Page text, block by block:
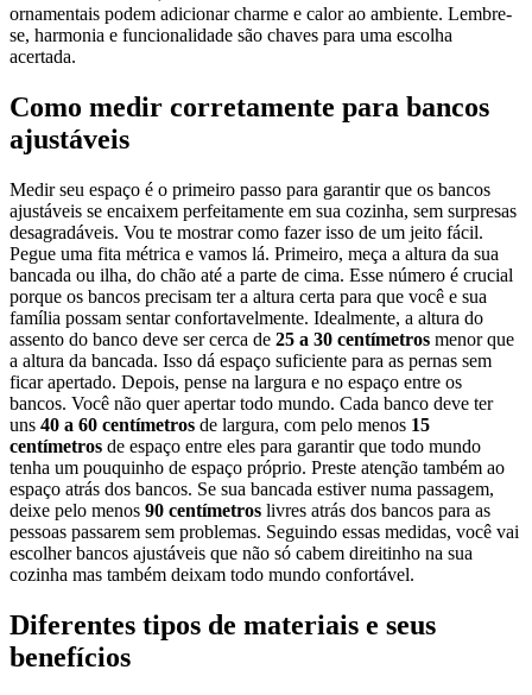
ornamentais podem adicionar charme e calor ao ambiente. Lembre-
se, harmonia e funcionalidade são chaves para uma escolha
acertada.
Como medir corretamente para bancos
ajustáveis
Medir seu espaço é o primeiro passo para garantir que os bancos
ajustáveis se encaixem perfeitamente em sua cozinha, sem surpresas
desagradáveis. Vou te mostrar como fazer isso de um jeito fácil.
Pegue uma fita métrica e vamos lá. Primeiro, meça a altura da sua
bancada ou ilha, do chão até a parte de cima. Esse número é crucial
porque os bancos precisam ter a altura certa para que você e sua
família possam sentar confortavelmente. Idealmente, a altura do
assento do banco deve ser cerca de 25 a 30 centímetros menor que
a altura da bancada. Isso dá espaço suficiente para as pernas sem
ficar apertado. Depois, pense na largura e no espaço entre os
bancos. Você não quer apertar todo mundo. Cada banco deve ter
uns 40 a 60 centímetros de largura, com pelo menos 15
centímetros de espaço entre eles para garantir que todo mundo
tenha um pouquinho de espaço próprio. Preste atenção também ao
espaço atrás dos bancos. Se sua bancada estiver numa passagem,
deixe pelo menos 90 centímetros livres atrás dos bancos para as
pessoas passarem sem problemas. Seguindo essas medidas, você vai
escolher bancos ajustáveis que não só cabem direitinho na sua
cozinha mas também deixam todo mundo confortável.
Diferentes tipos de materiais e seus
benefícios